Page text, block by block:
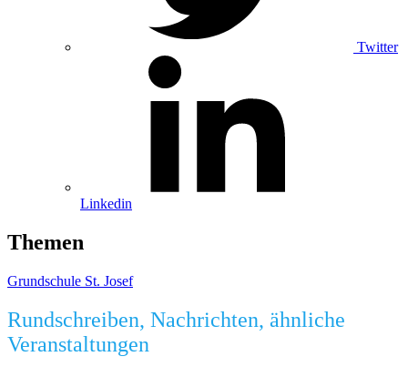
Twitter
Linkedin
Themen
Grundschule St. Josef
Rundschreiben, Nachrichten, ähnliche
Veranstaltungen